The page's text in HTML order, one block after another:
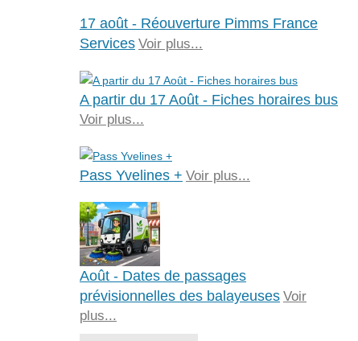
17 août - Réouverture Pimms France
Services Voir plus...
A partir du 17 Août - Fiches horaires bus
Voir plus...
Pass Yvelines + Voir plus...
Août - Dates de passages
prévisionnelles des balayeuses Voir
plus...